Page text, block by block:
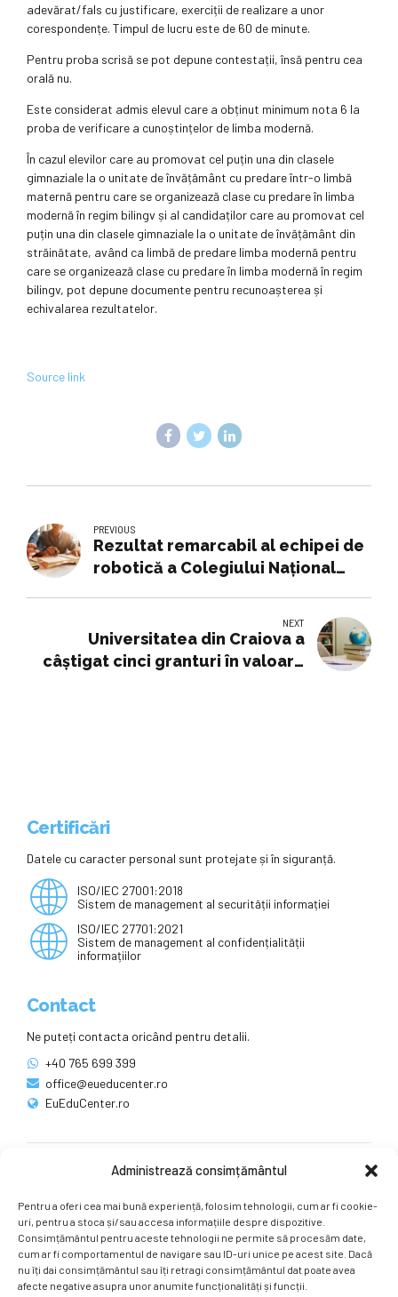
Administrează consimțământul
Pentru a oferi cea mai bună experiență, folosim tehnologii, cum ar fi cookie-
uri, pentru a stoca și/sau accesa informațiile despre dispozitive.
Consimțământul pentru aceste tehnologii ne permite să procesăm date,
cum ar fi comportamentul de navigare sau ID-uri unice pe acest site. Dacă
nu îți dai consimțământul sau îți retragi consimțământul dat poate avea
afecte negative asupra unor anumite funcționalități și funcții.
adevărat/fals cu justificare, exerciții de realizare a unor
corespondențe. Timpul de lucru este de 60 de minute.
Pentru proba scrisă se pot depune contestații, însă pentru cea
orală nu.
Este considerat admis elevul care a obținut minimum nota 6 la
proba de verificare a cunoștințelor de limba modernă.
În cazul elevilor care au promovat cel puțin una din clasele
gimnaziale la o unitate de învățământ cu predare într-o limbă
maternă pentru care se organizează clase cu predare în limba
modernă în regim bilingv și al candidaților care au promovat cel
puțin una din clasele gimnaziale la o unitate de învățământ din
străinătate, având ca limbă de predare limba modernă pentru
care se organizează clase cu predare în limba modernă în regim
bilingv, pot depune documente pentru recunoașterea și
echivalarea rezultatelor.
Source link
PREVIOUS
Rezultat remarcabil al echipei de
robotică a Colegiului Național
NEXT
Universitatea din Craiova a
câştigat cinci granturi în valoare
Certificări
Datele cu caracter personal sunt protejate și în siguranță.
ISO/IEC 27001:2018
Sistem de management al securității informației
ISO/IEC 27701:2021
Sistem de management al confidențialității
informațiilor
Contact
Ne puteți contacta oricând pentru detalii.
+40 765 699 399
office@eueducenter.ro
EuEduCenter.ro
Ne puteți găsi și pe rețelele sociale.